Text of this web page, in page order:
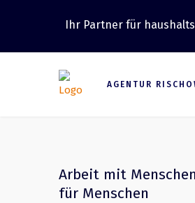
Ihr Partner für
AGENTUR
Arbeit mit Menschen
für Menschen